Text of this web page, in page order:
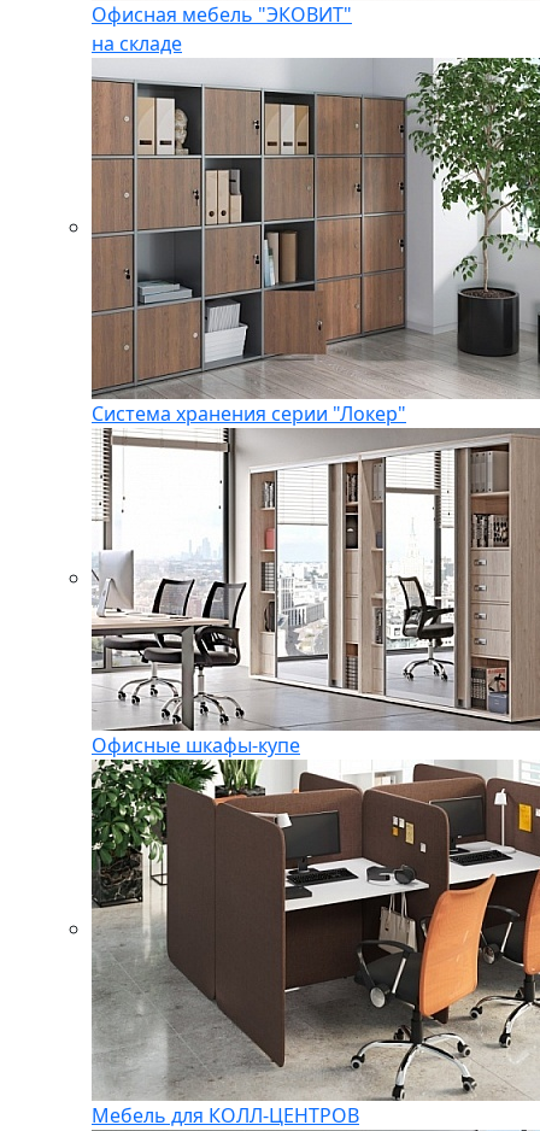
Офисная мебель "ЭКОВИТ"
на складе
Система хранения серии "Локер"
Офисные шкафы-купе
Мебель для КОЛЛ-ЦЕНТРОВ